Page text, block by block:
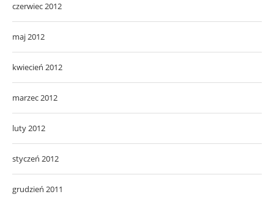
czerwiec 2012
maj 2012
kwiecień 2012
marzec 2012
luty 2012
styczeń 2012
grudzień 2011